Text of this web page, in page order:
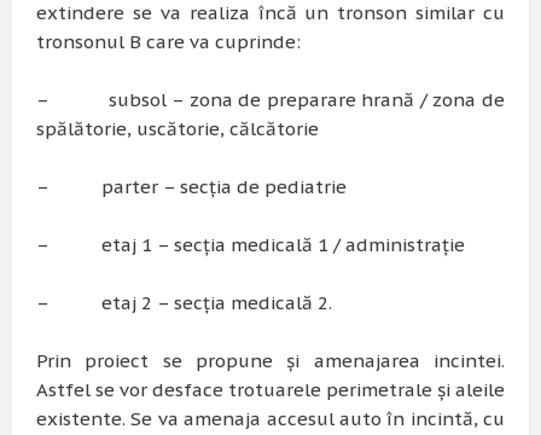
extindere se va realiza încă un tronson similar cu
tronsonul B care va cuprinde:
– subsol – zona de preparare hrană / zona de
spălătorie, uscătorie, călcătorie
– parter – secția de pediatrie
– etaj 1 – secția medicală 1 / administrație
– etaj 2 – secția medicală 2.
Prin proiect se propune și amenajarea incintei.
Astfel se vor desface trotuarele perimetrale și aleile
existente. Se va amenaja accesul auto în incintă, cu